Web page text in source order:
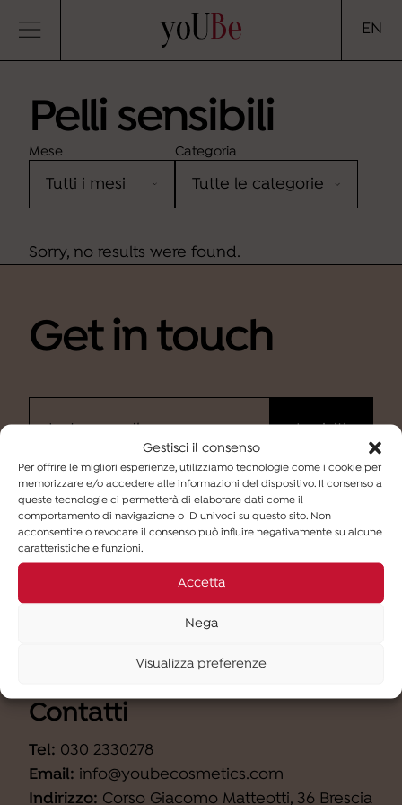
Gestisci il consenso
Per offrire le migliori esperienze, utilizziamo tecnologie come i cookie per
memorizzare e/o accedere alle informazioni del dispositivo. Il consenso a
queste tecnologie ci permetterà di elaborare dati come il
comportamento di navigazione o ID univoci su questo sito. Non
acconsentire o revocare il consenso può influire negativamente su alcune
caratteristiche e funzioni.
Accetta
Nega
Visualizza preferenze
yoUBe EN
Pelli sensibili
Mese Categoria
Sorry, no results were found.
Get in touch
Ho lettol'informativae desidero iscrivermi alla
newsletter (finalità b).
Contatti
Tel: 030 2330278
Email: info@youbecosmetics.com
Indirizzo: Corso Giacomo Matteotti, 36 Brescia